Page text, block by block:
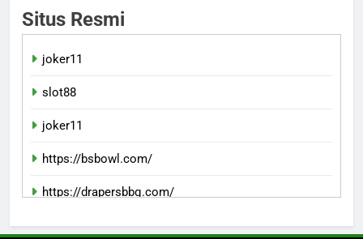
Situs Resmi
joker11
slot88
joker11
https://bsbowl.com/
https://drapersbbq.com/
slotvipgg